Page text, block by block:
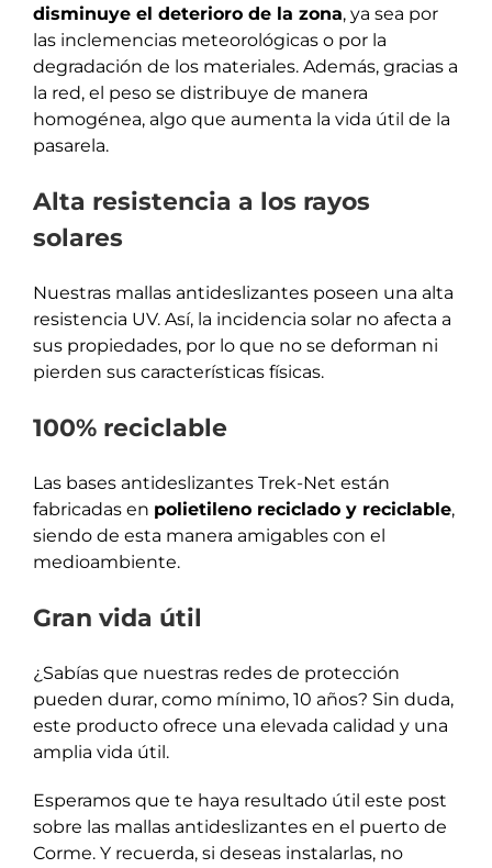
disminuye el deterioro de la zona, ya sea por
las inclemencias meteorológicas o por la
degradación de los materiales. Además, gracias a
la red, el peso se distribuye de manera
homogénea, algo que aumenta la vida útil de la
pasarela.
Alta resistencia a los rayos
solares
Nuestras mallas antideslizantes poseen una alta
resistencia UV. Así, la incidencia solar no afecta a
sus propiedades, por lo que no se deforman ni
pierden sus características físicas.
100% reciclable
Las bases antideslizantes Trek-Net están
fabricadas en polietileno reciclado y reciclable,
siendo de esta manera amigables con el
medioambiente.
Gran vida útil
¿Sabías que nuestras redes de protección
pueden durar, como mínimo, 10 años? Sin duda,
este producto ofrece una elevada calidad y una
amplia vida útil.
Esperamos que te haya resultado útil este post
sobre las mallas antideslizantes en el puerto de
Corme. Y recuerda, si deseas instalarlas, no